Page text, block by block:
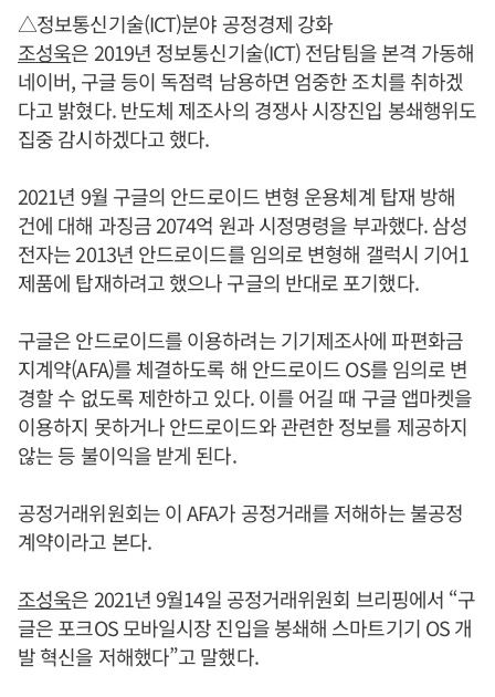
△정보통신기술(ICT)분야 공정경제 강화
조성욱은 2019년 정보통신기술(ICT) 전담팀을 본격 가동해
네이버, 구글 등이 독점력 남용하면 엄중한 조치를 취하겠
다고 밝혔다. 반도체 제조사의 경쟁사 시장진입 봉쇄행위도
집중 감시하겠다고 했다.
2021년 9월 구글의 안드로이드 변형 운용체계 탑재 방해
건에 대해 과징금 2074억 원과 시정명령을 부과했다. 삼성
전자는 2013년 안드로이드를 임의로 변형해 갤럭시 기어1
제품에 탑재하려고 했으나 구글의 반대로 포기했다.
구글은 안드로이드를 이용하려는 기기제조사에 파편화금
지계약(AFA)를 체결하도록 해 안드로이드 OS를 임의로 변
경할 수 없도록 제한하고 있다. 이를 어길 때 구글 앱마켓을
이용하지 못하거나 안드로이드와 관련한 정보를 제공하지
않는 등 불이익을 받게 된다.
공정거래위원회는 이 AFA가 공정거래를 저해하는 불공정
계약이라고 본다.
조성욱은 2021년 9월14일 공정거래위원회 브리핑에서 “구
글은 포크OS 모바일시장 진입을 봉쇄해 스마트기기 OS 개
발 혁신을 저해했다”고 말했다.